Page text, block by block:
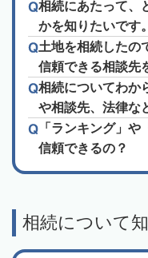
相続にあたって、
かを知りたいです。
土地を相続したの
信頼できる相談先
相続についてわか
や相談先、法律な
「ランキング」
信頼できるの？
相続について